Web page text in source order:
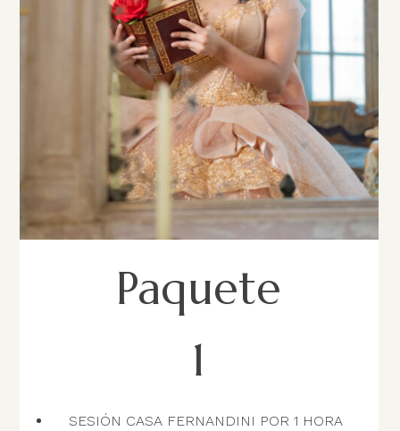
Paquete
1
SESIÓN CASA FERNANDINI POR 1 HORA